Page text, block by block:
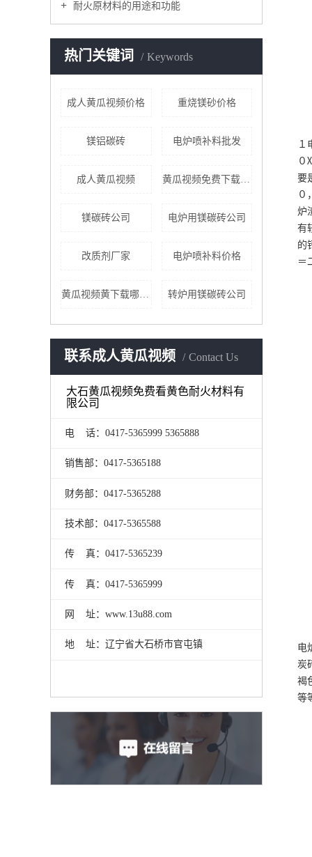
耐火原材料的用途和功能
热门关键词 Keywords
成人黄瓜视频价格 重烧镁砂价格
镁铝碳砖 电炉喷补料批发
成人黄瓜视频 黄瓜视频免费下载厂家
镁碳砖公司 电炉用镁碳砖公司
改质剂厂家 电炉喷补料价格
黄瓜视频黄下载哪家好 转炉用镁碳砖公司
联系成人黄瓜视频 Contact Us
大石黄瓜视频免费看黄色耐火材料有
限公司
电 话：0417-5365999 5365888
销售部：0417-5365188
财务部：0417-5365288
技术部：0417-5365588
传 真：0417-5365239
传 真：0417-5365999
网 址：www.13u88.com
地 址：辽宁省大石桥市官屯镇
１
０
要
０
炉
有
的
＝
电
炭
褐
等